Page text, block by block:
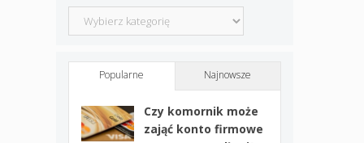
Kategorie
Popularne Najnowsze
Czy komornik może
zająć konto firmowe